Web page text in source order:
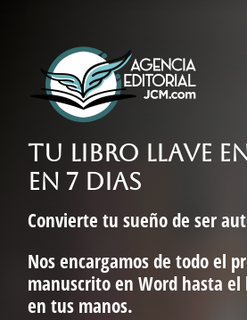
TU LIBRO LLAVE
EN 7 DIAS
Convierte tu sueño de ser
Nos encargamos de todo el
manuscrito en Word hasta
en tus manos.